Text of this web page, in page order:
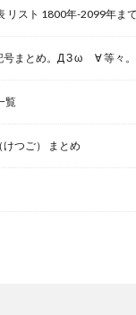
リスト 1800年-2099年ま
まとめ。Д З ω ゞ∀ 等々。
覧
つご） まとめ